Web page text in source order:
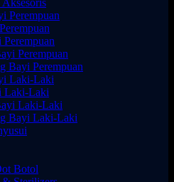
Perempuan
Perempuan
Perempuan
Bayi Perempuan
Laki-Laki
Laki-Laki
Laki-Laki
Bayi Laki-Laki
Botol